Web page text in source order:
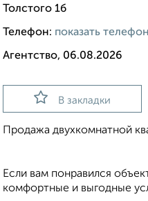
Толстого 1б
Телефон: показать телефон
Агентство, 06.08.2026
В закладки
Продажа двухкомнатной
Если вам понравился
комфортные и выгодные